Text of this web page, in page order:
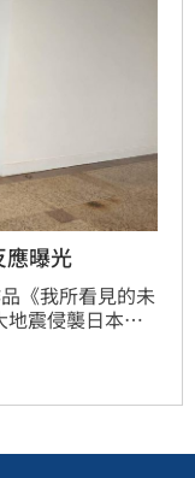
曝光
《我所看見的未
震侵襲日本，
發展多年的日籍
就算自己就好，